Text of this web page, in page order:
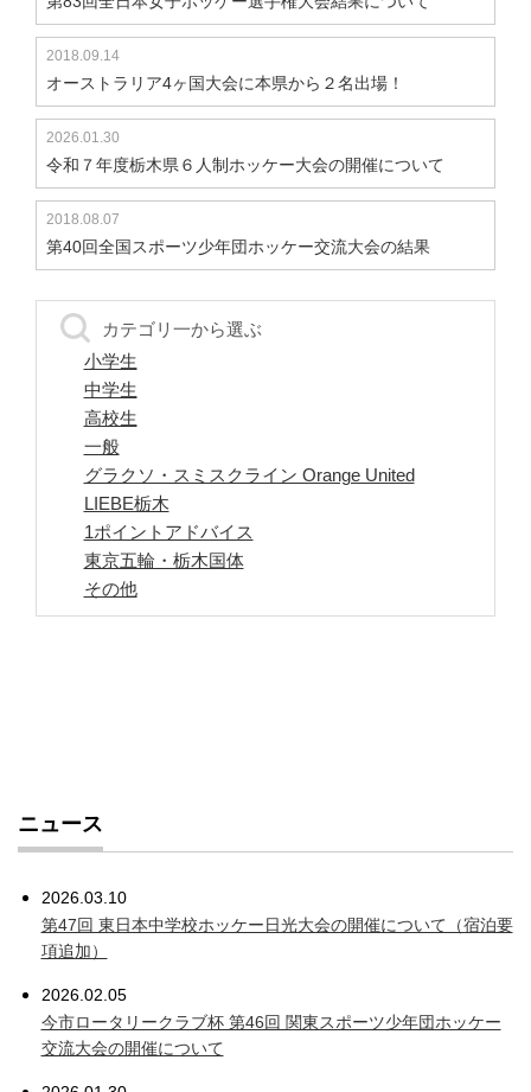
2018.09.14
オーストラリア4ヶ国大会に本県から２名出場！
2026.01.30
令和７年度栃木県６人制ホッケー大会の開催について
2018.08.07
第40回全国スポーツ少年団ホッケー交流大会の結果
カテゴリ一から選ぶ
小学生
中学生
高校生
一般
グラクソ・スミスクライン Orange United
LIEBE栃木
1ポイントアドバイス
東京五輪・栃木国体
その他
ニュース
2026.03.10
第47回 東日本中学校ホッケー日光大会の開催について（宿泊要
項追加）
2026.02.05
今市ロータリークラブ杯 第46回 関東スポーツ少年団ホッケー
交流大会の開催について